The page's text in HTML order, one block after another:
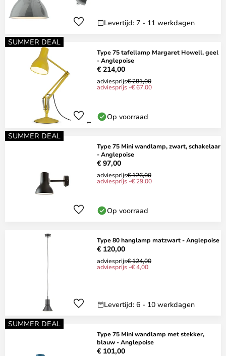
Levertijd: 7 - 11 werkdagen
SUMMER DEAL
Type 75 tafellamp Margaret Howell, geel
- Anglepoise
€ 214,00
adviesprijs€ 281,00
adviesprijs -€ 67,00
Op voorraad
SUMMER DEAL
Type 75 Mini wandlamp, zwart, schakelaar
- Anglepoise
€ 97,00
adviesprijs€ 126,00
adviesprijs -€ 29,00
Op voorraad
Type 80 hanglamp matzwart - Anglepoise
€ 120,00
adviesprijs€ 124,00
adviesprijs -€ 4,00
Levertijd: 6 - 10 werkdagen
SUMMER DEAL
Type 75 Mini wandlamp met stekker,
blauw - Anglepoise
€ 101,00